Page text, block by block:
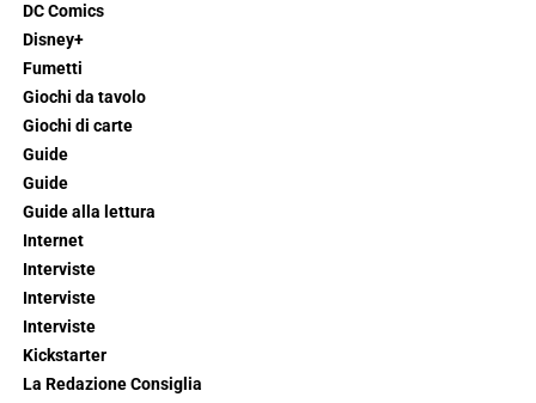
DC Comics
Disney+
Fumetti
Giochi da tavolo
Giochi di carte
Guide
Guide
Guide alla lettura
Internet
Interviste
Interviste
Interviste
Kickstarter
La Redazione Consiglia